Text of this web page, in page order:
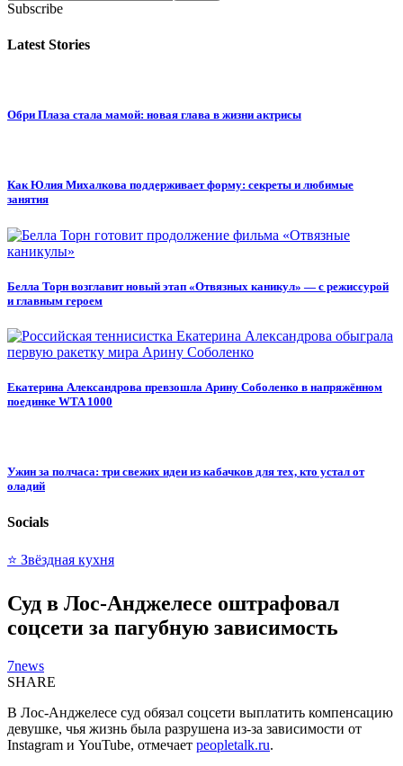
Subscribe
Latest Stories
Обри Плаза стала мамой: новая глава в жизни актрисы
Как Юлия Михалкова поддерживает форму: секреты и любимые
занятия
Белла Торн возглавит новый этап «Отвязных каникул» — с режиссурой
и главным героем
Екатерина Александрова превзошла Арину Соболенко в напряжённом
поединке WTA 1000
Ужин за полчаса: три свежих идеи из кабачков для тех, кто устал от
оладий
Socials
⭐ Звёздная кухня
Суд в Лос-Анджелесе оштрафовал
соцсети за пагубную зависимость
7news
SHARE
В Лос-Анджелесе суд обязал соцсети выплатить компенсацию
девушке, чья жизнь была разрушена из-за зависимости от
Instagram и YouTube, отмечает peopletalk.ru.